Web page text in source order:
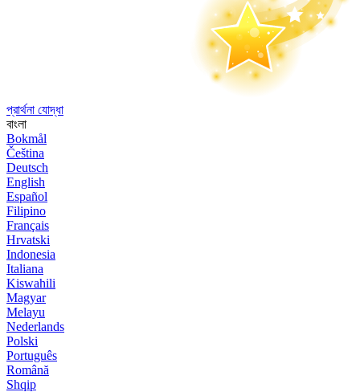
প্রার্থনা যোদ্ধা
বাংলা
Bokmål
Čeština
Deutsch
English
Español
Filipino
Français
Hrvatski
Indonesia
Italiana
Kiswahili
Magyar
Melayu
Nederlands
Polski
Português
Română
Shqip